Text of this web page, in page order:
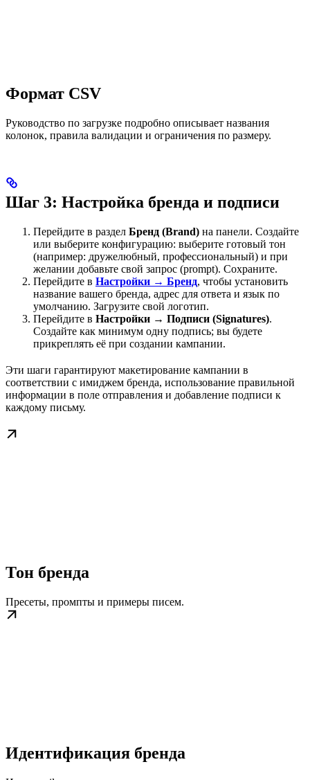
Формат CSV
Руководство по загрузке подробно описывает названия
колонок, правила валидации и ограничения по размеру.
Шаг 3: Настройка бренда и подписи
Перейдите в раздел Бренд (Brand) на панели. Создайте
или выберите конфигурацию: выберите готовый тон
(например: дружелюбный, профессиональный) и при
желании добавьте свой запрос (prompt). Сохраните.
Перейдите в Настройки → Бренд, чтобы установить
название вашего бренда, адрес для ответа и язык по
умолчанию. Загрузите свой логотип.
Перейдите в Настройки → Подписи (Signatures).
Создайте как минимум одну подпись; вы будете
прикреплять её при создании кампании.
Эти шаги гарантируют макетирование кампании в
соответствии с имиджем бренда, использование правильной
информации в поле отправления и добавление подписи к
каждому письму.
Тон бренда
Пресеты, промпты и примеры писем.
Идентификация бренда